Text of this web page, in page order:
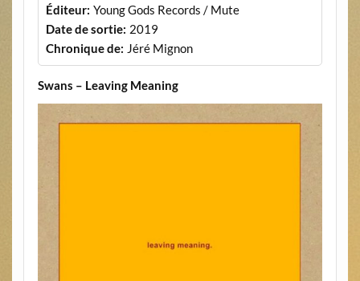
Éditeur: Young Gods Records / Mute
Date de sortie: 2019
Chronique de: Jéré Mignon
Swans – Leaving Meaning